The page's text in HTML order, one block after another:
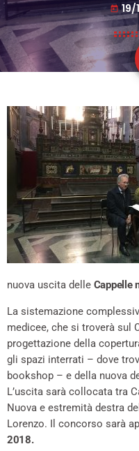
today 19/
nuova uscita delle Cappelle
La sistemazione
medicee, che si troverà sul
progettazione della
gli spazi interrati – dove
bookshop – e della nuova
L’uscita sarà collocata tra
Nuova e estremità destra
Lorenzo. Il concorso sarà
2018.